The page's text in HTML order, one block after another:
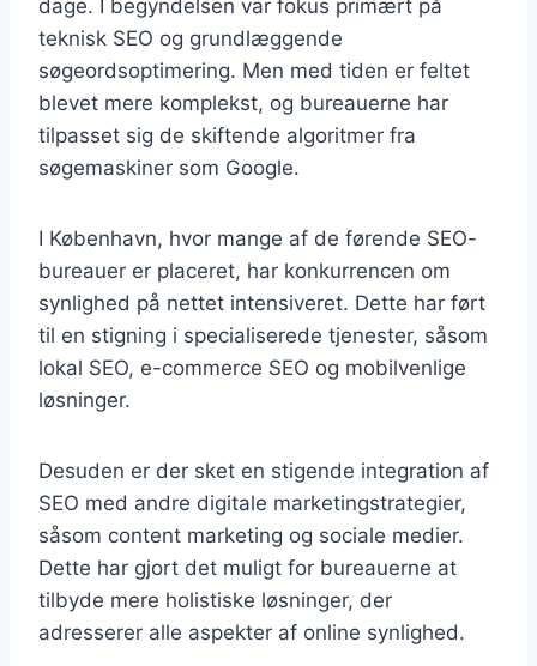
dage. I begyndelsen var fokus primært på
teknisk SEO og grundlæggende
søgeordsoptimering. Men med tiden er feltet
blevet mere komplekst, og bureauerne har
tilpasset sig de skiftende algoritmer fra
søgemaskiner som Google.
I København, hvor mange af de førende SEO-
bureauer er placeret, har konkurrencen om
synlighed på nettet intensiveret. Dette har ført
til en stigning i specialiserede tjenester, såsom
lokal SEO, e-commerce SEO og mobilvenlige
løsninger.
Desuden er der sket en stigende integration af
SEO med andre digitale marketingstrategier,
såsom content marketing og sociale medier.
Dette har gjort det muligt for bureauerne at
tilbyde mere holistiske løsninger, der
adresserer alle aspekter af online synlighed.